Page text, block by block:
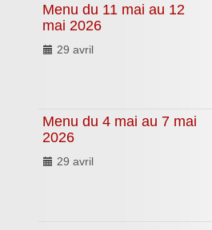
Menu du 11 mai au 12
mai 2026
29 avril
Menu du 4 mai au 7 mai
2026
29 avril